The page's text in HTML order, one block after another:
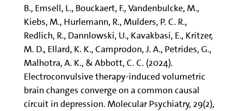
B., Emsell, L., Bouckaert, F., Vandenbulcke, M.,
Kiebs, M., Hurlemann, R., Mulders, P. C. R.,
Redlich, R., Dannlowski, U., Kavakbasi, E., Kritzer,
M. D., Ellard, K. K., Camprodon, J. A., Petrides, G.,
Malhotra, A. K., & Abbott, C. C. (2024).
Electroconvulsive therapy-induced volumetric
brain changes converge on a common causal
circuit in depression. Molecular Psychiatry, 29(2),